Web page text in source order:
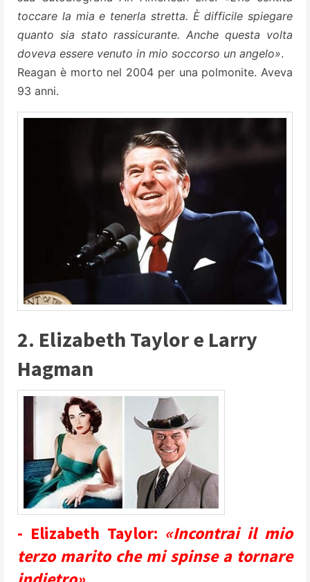
toccare la mia e tenerla stretta. È difficile spiegare
quanto sia stato rassicurante. Anche questa volta
doveva essere venuto in mio soccorso un angelo».
Reagan è morto nel 2004 per una polmonite. Aveva
93 anni.
2. Elizabeth Taylor e Larry
Hagman
- Elizabeth Taylor: «Incontrai il mio
terzo marito che mi spinse a tornare